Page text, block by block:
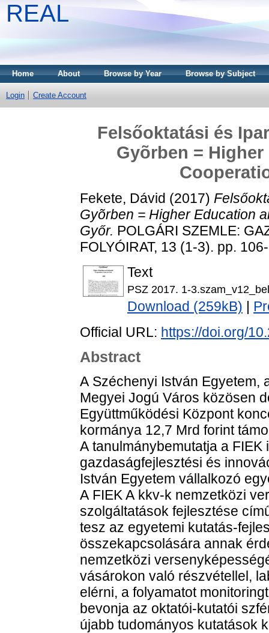
REAL
Home About Browse by Year Browse by Subject
Login Create Account
Felsőoktatási és
Gyõrben =
Fekete, Dávid (2017)
Gyõrben = Higher Education
Győr. POLGÁRI SZEMLE:
FOLYÓIRAT, 13 (1-3). pp.
Text
PSZ 2017. 1-
Download (259kB)
Official URL: https://doi.org/
Abstract
A Széchenyi István Egyetem,
Megyei Jogú Város közösen
Együttműködési Központ
kormánya 12,7 Mrd forint
A tanulmánybemutatja a
gazdaságfejlesztési és
István Egyetem vállalkozó
A FIEK A kkv-k nemzetközi
szolgáltatások fejlesztése
tesz az egyetemi kutatás-
összekapcsolására annak
nemzetközi
vásárokon való részvétellel,
elérni, a folyamatot
bevonja az oktatói-kutatói
újabb tudományos kutatások